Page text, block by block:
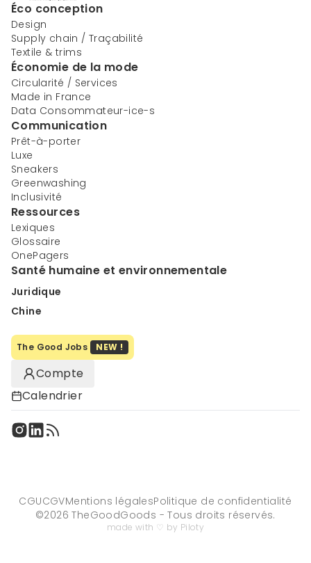
Éco conception
Design
Supply chain / Traçabilité
Textile & trims
Économie de la mode
Circularité / Services
Made in France
Data Consommateur-ice-s
Communication
Prêt-à-porter
Luxe
Sneakers
Greenwashing
Inclusivité
Ressources
Lexiques
Glossaire
OnePagers
Santé humaine et environnementale
Juridique
Chine
The Good Jobs NEW !
Compte
Calendrier
CGUCGVMentions légalesPolitique de confidentialité
©2026 TheGoodGoods - Tous droits réservés.
made with ♡ by Piloty